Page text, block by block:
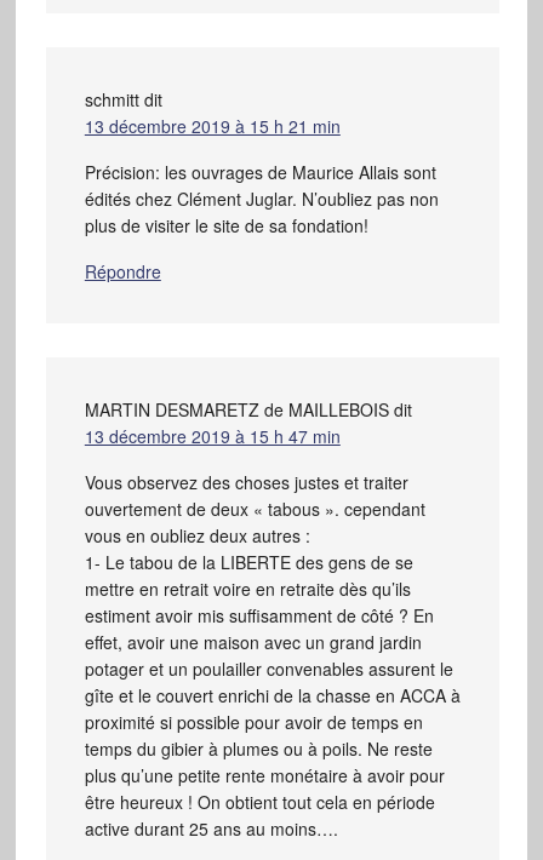
schmitt dit
13 décembre 2019 à 15 h 21 min
Précision: les ouvrages de Maurice Allais sont
édités chez Clément Juglar. N’oubliez pas non
plus de visiter le site de sa fondation!
Répondre
MARTIN DESMARETZ de MAILLEBOIS dit
13 décembre 2019 à 15 h 47 min
Vous observez des choses justes et traiter
ouvertement de deux « tabous ». cependant
vous en oubliez deux autres :
1- Le tabou de la LIBERTE des gens de se
mettre en retrait voire en retraite dès qu’ils
estiment avoir mis suffisamment de côté ? En
effet, avoir une maison avec un grand jardin
potager et un poulailler convenables assurent le
gîte et le couvert enrichi de la chasse en ACCA à
proximité si possible pour avoir de temps en
temps du gibier à plumes ou à poils. Ne reste
plus qu’une petite rente monétaire à avoir pour
être heureux ! On obtient tout cela en période
active durant 25 ans au moins….